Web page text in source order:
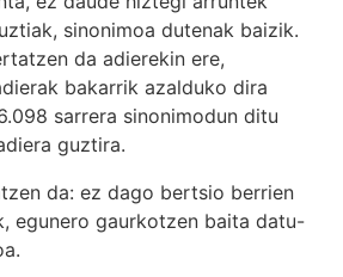
sinonimoa dutenak baizik.
da adierekin ere,
bakarrik azalduko dira
sarrera sinonimodun ditu
guztira.
da: ez dago bertsio berrien
egunero gaurkotzen baita datu-